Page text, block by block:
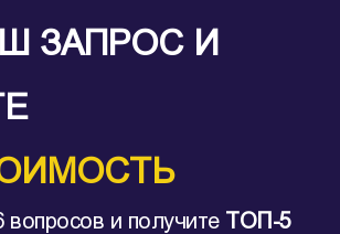
ЗАПРОС И
вопросов и получите ТОП-5